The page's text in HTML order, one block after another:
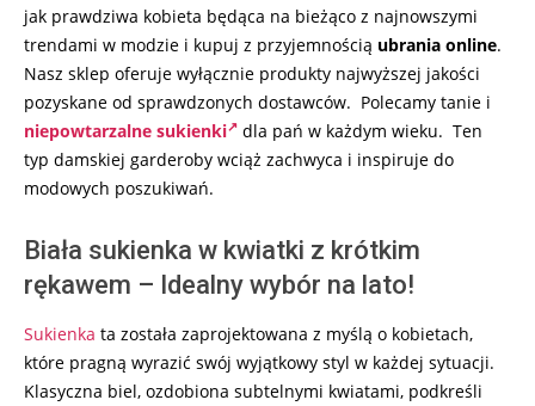
jak prawdziwa kobieta będąca na bieżąco z najnowszymi
trendami w modzie i kupuj z przyjemnością ubrania online.
Nasz sklep oferuje wyłącznie produkty najwyższej jakości
pozyskane od sprawdzonych dostawców. Polecamy tanie i
niepowtarzalne sukienki
dla pań w każdym wieku. Ten
typ damskiej garderoby wciąż zachwyca i inspiruje do
modowych poszukiwań.
Biała sukienka w kwiatki z krótkim
rękawem – Idealny wybór na lato!
Sukienka ta została zaprojektowana z myślą o kobietach,
które pragną wyrazić swój wyjątkowy styl w każdej sytuacji.
Klasyczna biel, ozdobiona subtelnymi kwiatami, podkreśli